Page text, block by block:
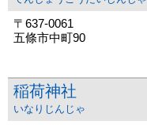
〒637-0061
五條市中町90
稲荷神社
いなりじんじゃ